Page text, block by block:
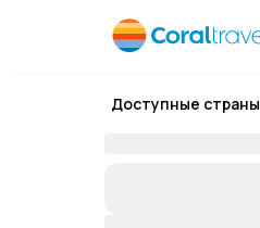
Доступные страны